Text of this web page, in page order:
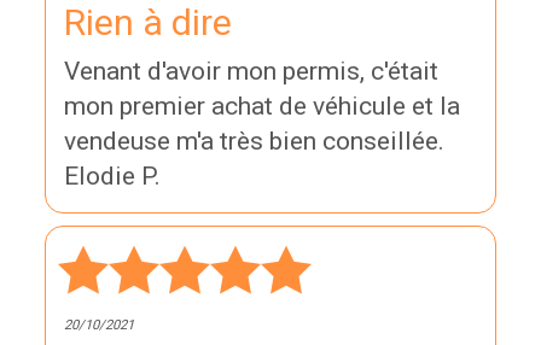
Rien à dire
Venant d'avoir mon permis, c'était
mon premier achat de véhicule et la
vendeuse m'a très bien conseillée.
Elodie P.
20/10/2021